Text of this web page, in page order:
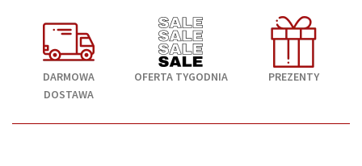
DARMOWA
DOSTAWA
OFERTA TYGODNIA PREZENTY